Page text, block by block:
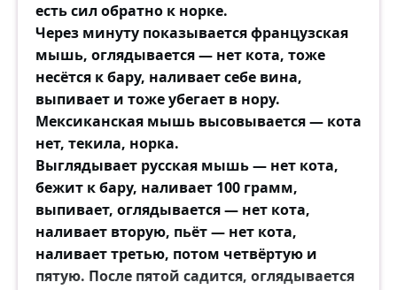
До боли хочется верить,
Что сбудутся вдруг мечты,
Сквозь вьюгу звонок у двери —
И вот на пороге ты!
Трепетная, смущённая,
Снится или не снится?!
Снегом запорошённая,
Звёздочки на ресницах...
— Не ждал меня? Скажешь, дурочка?
А я вот явилась... Можно? —
есть сил обратно к норке.
Через минуту показывается французская
мышь, оглядывается — нет кота, тоже
несётся к бару, наливает себе вина,
выпивает и тоже убегает в нору.
Мексиканская мышь высовывается — кота
нет, текила, норка.
Выглядывает русская мышь — нет кота,
бежит к бару, наливает 100 грамм,
выпивает, оглядывается — нет кота,
наливает вторую, пьёт — нет кота,
наливает третью, потом четвёртую и
пятую. После пятой садится, оглядывается